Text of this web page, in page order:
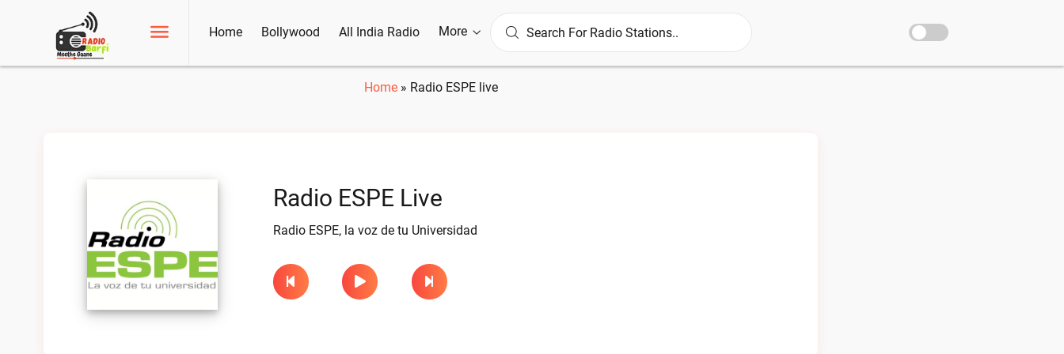
Home Bollywood All India Radio More
Home» Radio ESPE live
Radio ESPE Live
Radio ESPE, la voz de tu Universidad